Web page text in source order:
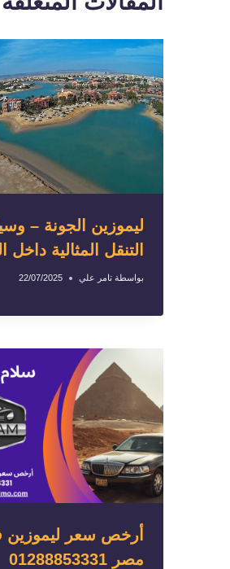
ليموزين الجونة –
التنقل المثالية داخل
بواسطة تامر علي 22/07/2025
أرخص سعر ليموزين
مصر 01288853331